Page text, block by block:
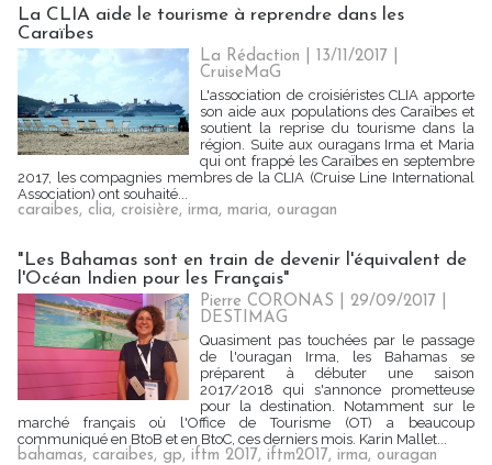
La CLIA aide le tourisme à reprendre dans les
Caraïbes
La Rédaction | 13/11/2017
CruiseMaG
L'association de croisiéristes CLIA apporte
son aide aux populations des Caraïbes et
soutient la reprise du tourisme dans la
région. Suite aux ouragans Irma et Maria
qui ont frappé les Caraïbes en septembre
2017, les compagnies membres de la CLIA (Cruise Line International
Association) ont souhaité...
caraibes, clia, croisière, irma, maria, ouragan
"Les Bahamas sont en train de devenir l'équivalent de
l'Océan Indien pour les Français"
Pierre CORONAS | 29/09/2017
DESTIMAG
Quasiment pas touchées par le passage
de l'ouragan Irma, les Bahamas se
préparent à débuter une saison
2017/2018 qui s'annonce prometteuse
pour la destination. Notamment sur le
marché français où l'Office de Tourisme (OT) a beaucoup
communiqué en BtoB et en BtoC, ces derniers mois. Karin Mallet...
bahamas, caraibes, gp, iftm 2017, iftm2017, irma, ouragan